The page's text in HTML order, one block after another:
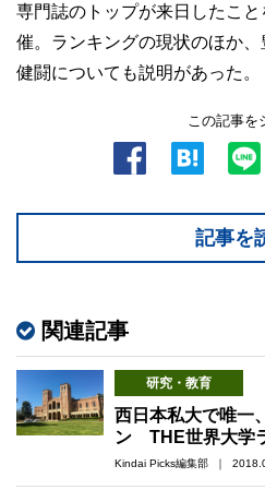
専門誌のトップが来日したこ
催。ランキングの現状のほか
健闘についても説明があった。
この記事を
記事を
関連記事
研究・教育
西日本私大で唯一
ン THE世界大学
Kindai Picks編集部 ｜